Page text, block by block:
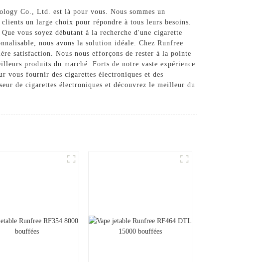
Co., Ltd. est là pour vous. Nous sommes un
un large choix pour répondre à tous leurs besoins.
vous soyez débutant à la recherche d'une cigarette
nous avons la solution idéale. Chez Runfree
satisfaction. Nous nous efforçons de rester à la pointe
produits du marché. Forts de notre vaste expérience
vous fournir des cigarettes électroniques et des
de cigarettes électroniques et découvrez le meilleur du